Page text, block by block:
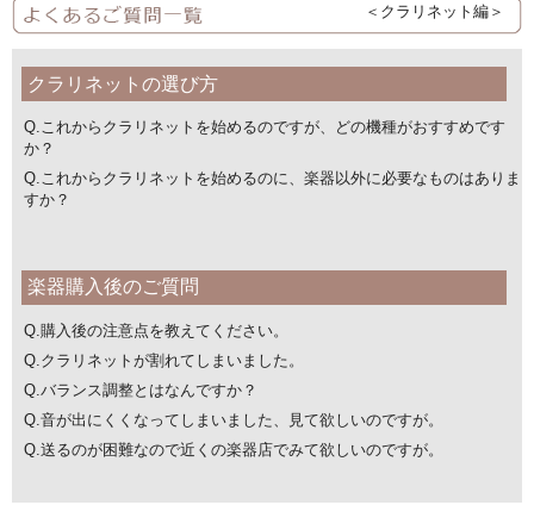
＜クラリネット編＞
クラリネットの選び方
Q.これからクラリネットを始めるのですが、どの機種がおすすめです
か？
Q.これからクラリネットを始めるのに、楽器以外に必要なものはありま
すか？
楽器購入後のご質問
Q. 購入後の注意点を教えてください。
Q.クラリネットが割れてしまいました。
Q.バランス調整とはなんですか？
Q.音が出にくくなってしまいました、見て欲しいのですが。
Q.送るのが困難なので近くの楽器店でみて欲しいのですが。